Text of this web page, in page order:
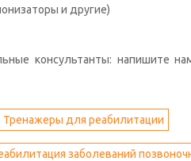
и другие)
консультанты: напишите
Тренажеры для реабилитации
заболеваний